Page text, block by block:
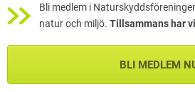
Bli medlem i
natur och miljö. Tillsammans har
BLI MEDLEM